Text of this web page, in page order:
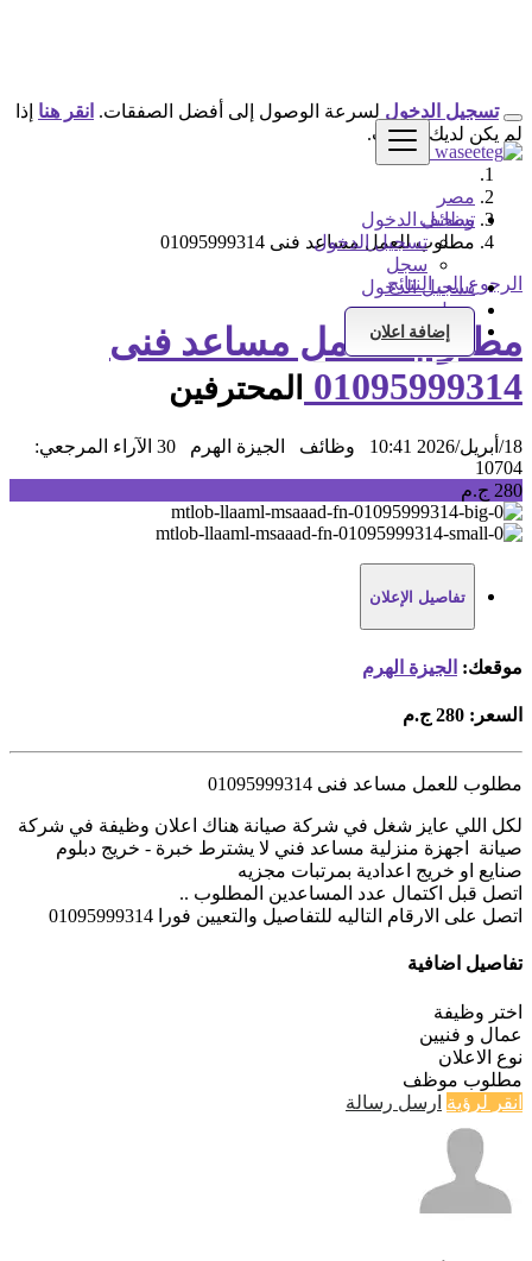
تسجيل الدخول
تسجيل الدخول
سجل
تسجيل الدخول
سجل
إضافة اعلان
تسجيل الدخول لسرعة الوصول إلى أفضل الصفقات. انقر هنا إذا
لم يكن لديك حساب.
مصر
وظائف
مطلوب للعمل مساعد فنى 01095999314
الرجوع إلى النتائج
مطلوب للعمل مساعد فنى
01095999314 المحترفين
18/أبريل/2026 10:41 وظائف الجيزة الهرم 30 الآراء
المرجعي:
10704
280 ج.م
تفاصيل الإعلان
موقعك: الجيزة الهرم
السعر: 280 ج.م
مطلوب للعمل مساعد فنى 01095999314
لكل اللي عايز شغل في شركة صيانة هناك اعلان وظيفة في شركة
صيانة اجهزة منزلية مساعد فني لا يشترط خبرة - خريج دبلوم
صنايع او خريج اعدادية بمرتبات مجزيه
اتصل قبل اكتمال عدد المساعدين المطلوب ..
اتصل على الارقام التاليه للتفاصيل والتعيين فورا 01095999314
تفاصيل اضافية
اختر وظيفة
عمال و فنيين
نوع الاعلان
مطلوب موظف
انقر لرؤية ارسل رسالة